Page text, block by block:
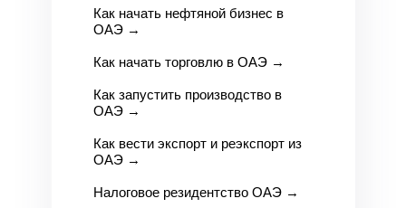
Как начать нефтяной бизнес в
ОАЭ →
Как начать торговлю в ОАЭ →
Как запустить производство в
ОАЭ →
Как вести экспорт и реэкспорт из
ОАЭ →
Налоговое резидентство ОАЭ →